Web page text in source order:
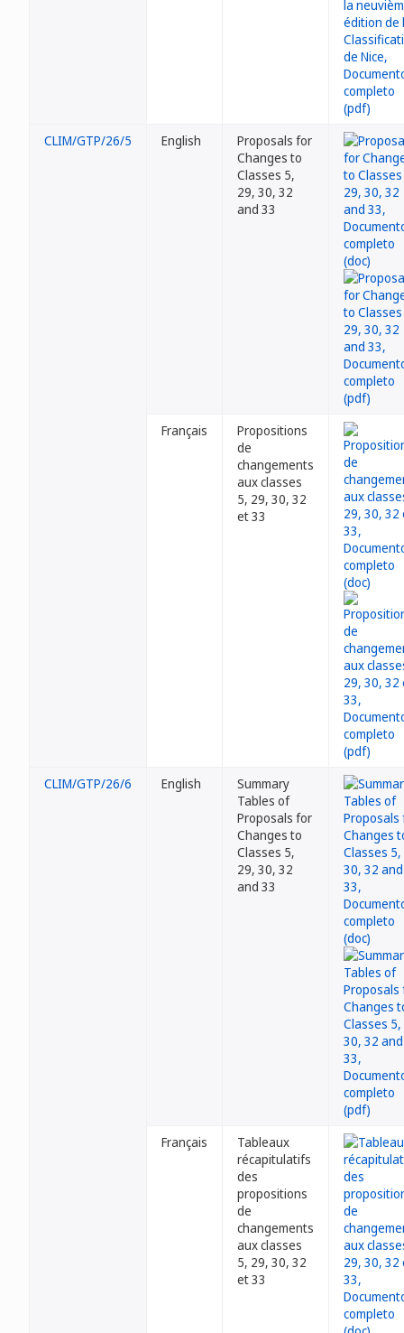
CLIM/GTP/26/5 English
Proposals for
Changes to
Classes 5,
29, 30, 32
and 33
Français
Propositions
de
changements
aux classes
5, 29, 30, 32
et 33
CLIM/GTP/26/6 English
Summary
Tables of
Proposals for
Changes to
Classes 5,
29, 30, 32
and 33
Français
Tableaux
récapitulatifs
des
propositions
de
changements
aux classes
5, 29, 30, 32
et 33